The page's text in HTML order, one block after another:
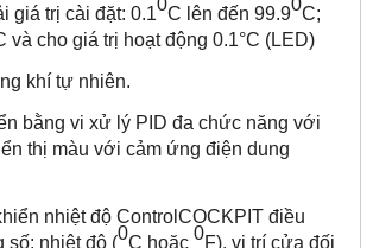
trị cài đặt: 0.10C lên đến 99.90C;
và cho giá trị hoạt động 0.1°C (LED)
khí tự nhiên.
bằng vi xử lý PID đa chức năng với
thị màu với cảm ứng điện dung
nhiệt độ ControlCOCKPIT điều
số: nhiệt độ (0C hoặc 0F), vị trí cửa đối